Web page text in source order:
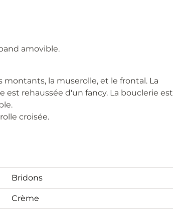
amovible.
la muserolle, et le frontal. La
rehaussée d'un fancy. La bouclerie est
croisée.
Bridons
Crème